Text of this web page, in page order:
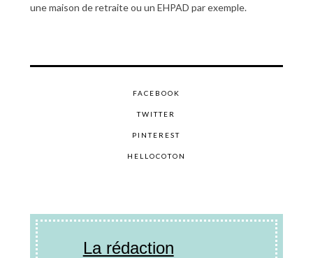
une maison de retraite ou un EHPAD par exemple.
FACEBOOK
TWITTER
PINTEREST
HELLOCOTON
La rédaction